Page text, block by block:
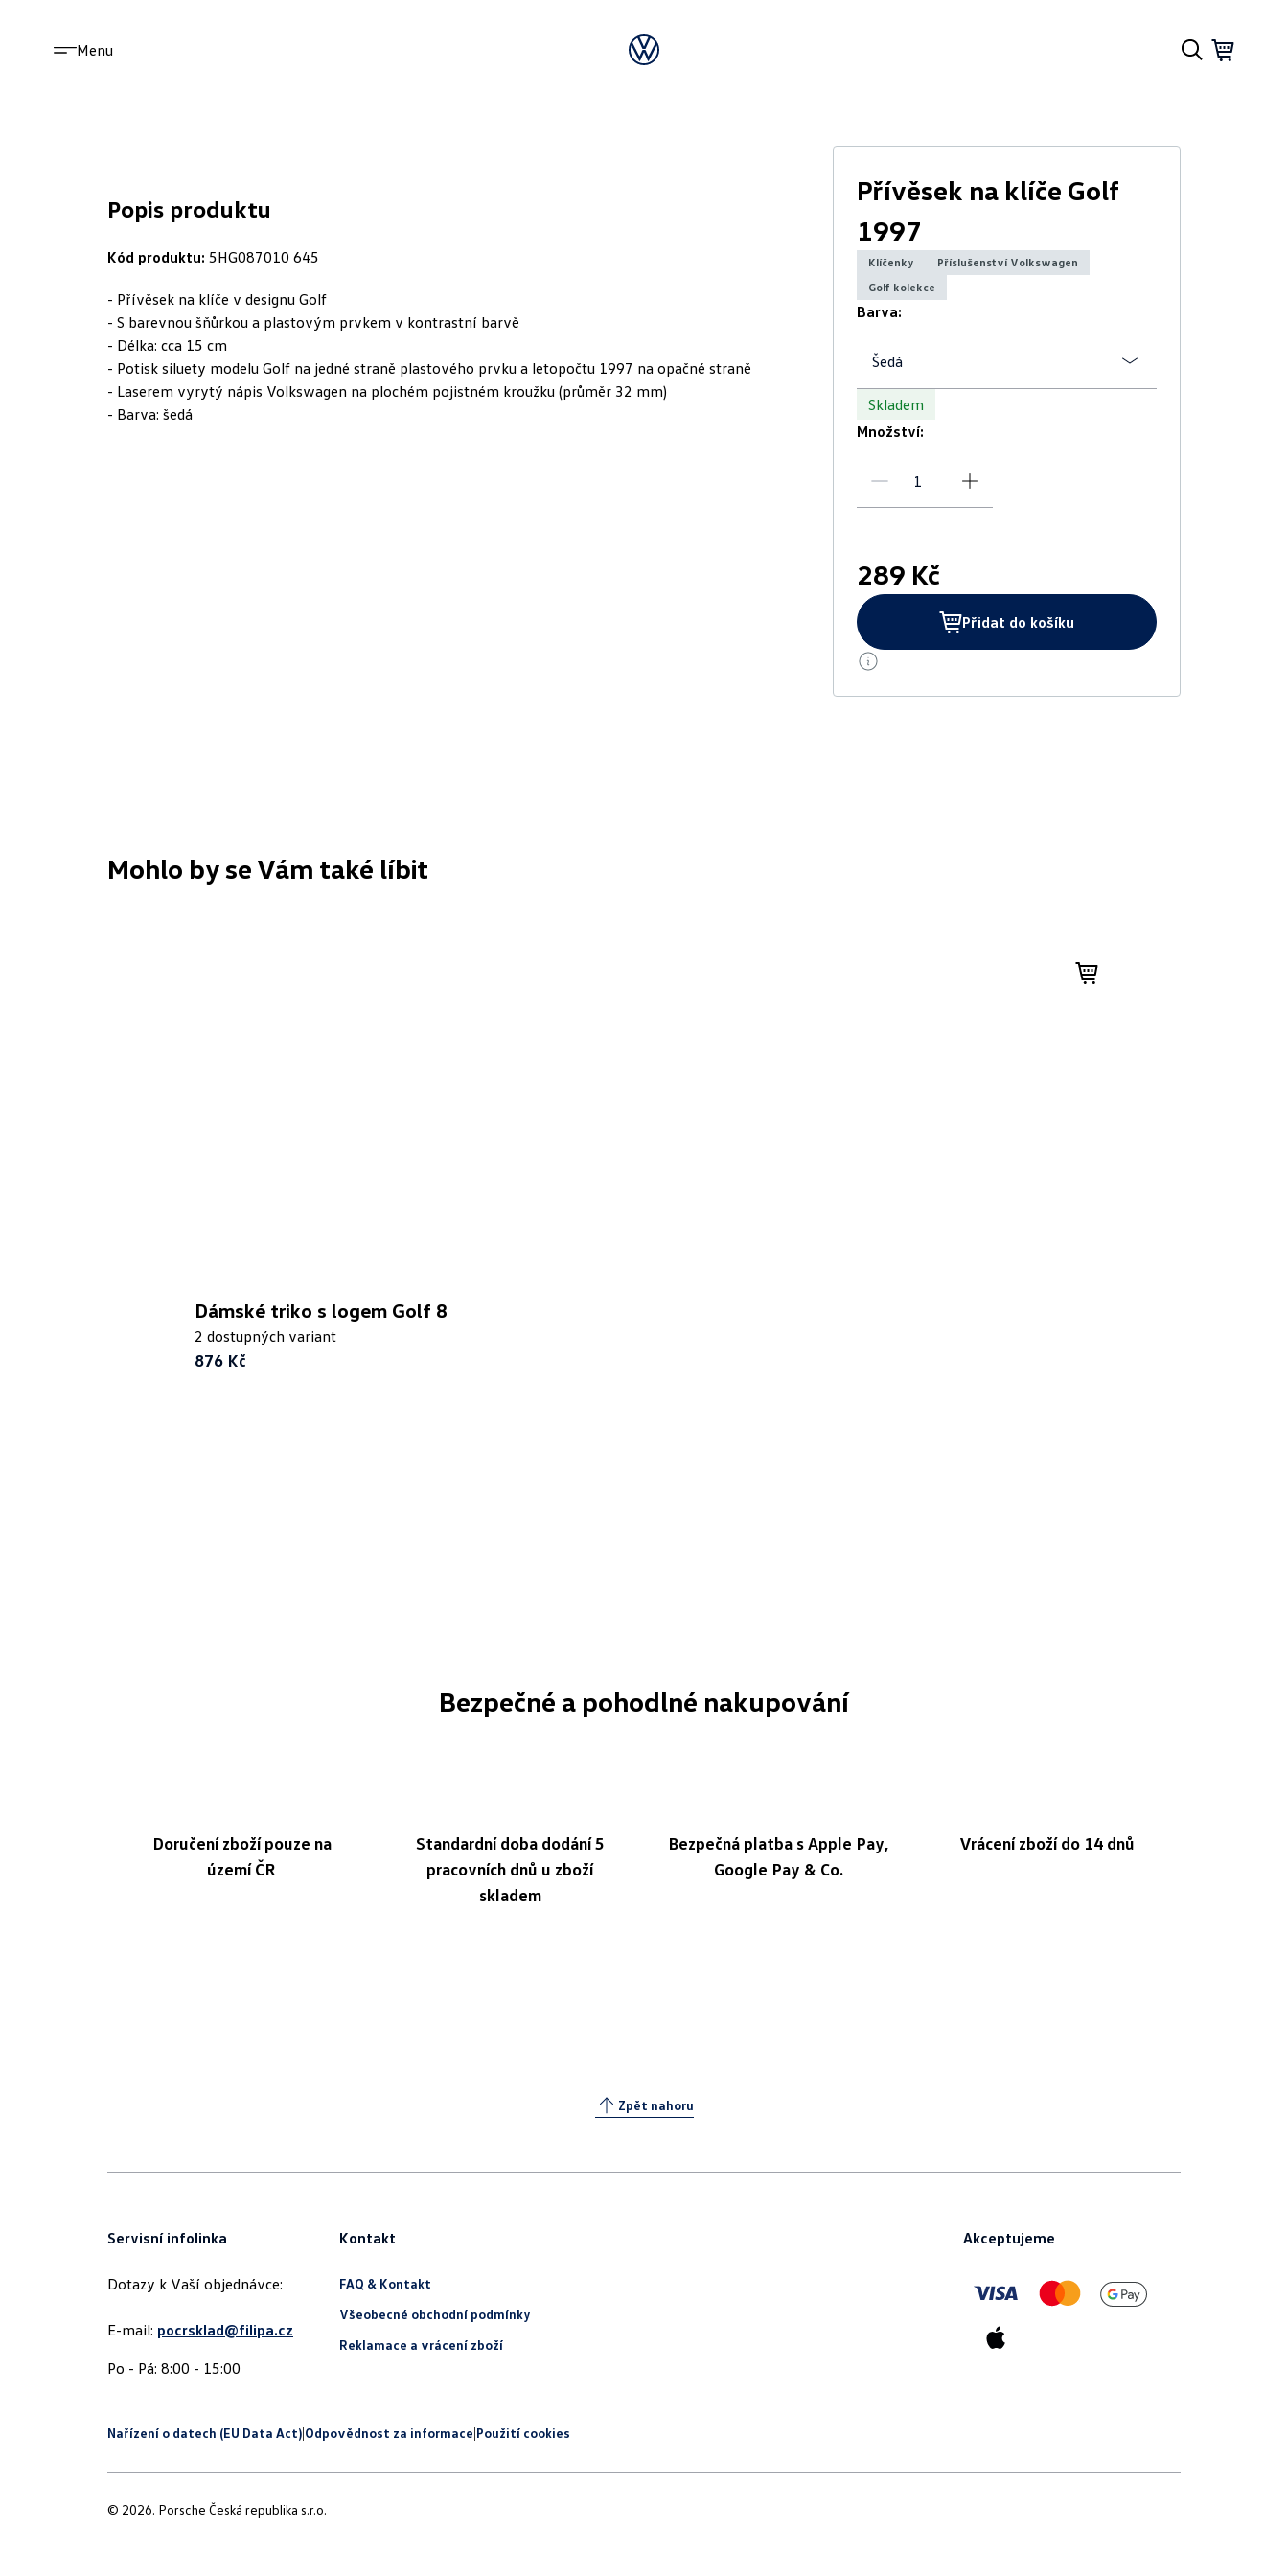
Menu
Popis produktu
Kód produktu: 5HG087010 645
- Přívěsek na klíče v designu Golf
- S barevnou šňůrkou a plastovým prvkem v kontrastní barvě
- Délka: cca 15 cm
- Potisk siluety modelu Golf na jedné straně plastového prvku a letopočtu 1997 na opačné straně
- Laserem vyrytý nápis Volkswagen na plochém pojistném kroužku (průměr 32 mm)
- Barva: šedá
Přívěsek na klíče Golf
1997
Klíčenky
Příslušenství Volkswagen
Golf kolekce
Barva:
Šedá
Skladem
Množství:
289 Kč
Přidat do košíku
Mohlo by se Vám také líbit
Dámské triko s logem Golf 8
2 dostupných variant
876 Kč
Bezpečné a pohodlné nakupování
Doručení zboží pouze na
území ČR
Standardní doba dodání 5
pracovních dnů u zboží
skladem
Bezpečná platba s Apple Pay,
Google Pay & Co.
Vrácení zboží do 14 dnů
Zpět nahoru
Servisní infolinka
Dotazy k Vaší objednávce:
E-mail: pocrsklad@filipa.cz
Kontakt
FAQ & Kontakt
Všeobecné obchodní podmínky
Reklamace a vrácení zboží
Akceptujeme
Nařízení o datech (EU Data Act)|Odpovědnost za informace|Použití cookies
© 2026. Porsche Česká republika s.r.o.